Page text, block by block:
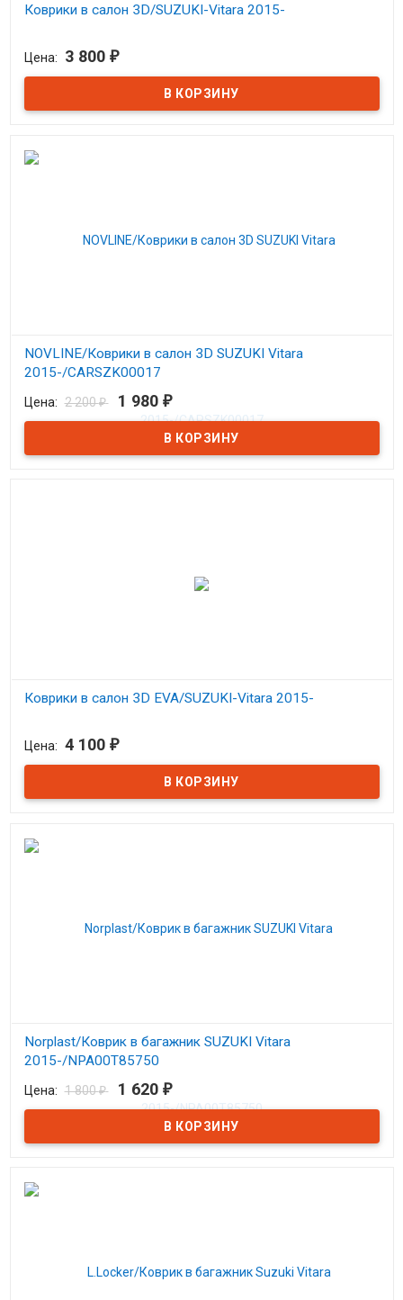
Коврики в салон 3D/SUZUKI-Vitara 2015-
Цена: 3 800 ₽
NOVLINE/Коврики в салон 3D SUZUKI Vitara
2015-/CARSZK00017
В наличии
Ковры в салон для Сузуки Витара с 2015
Цена: 2 200₽ 1 980 ₽
Коврики в салон 3D EVA/SUZUKI-Vitara 2015-
Цена: 4 100 ₽
Norplast/Коврик в багажник SUZUKI Vitara
2015-/NPA00T85750
В наличии
Коврик в багажник Сузуки Витара с 2015
Цена: 1 800₽ 1 620 ₽